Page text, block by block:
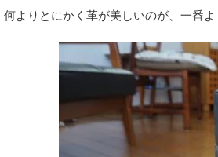
何よりとにかく革が美しいのが、一番よ